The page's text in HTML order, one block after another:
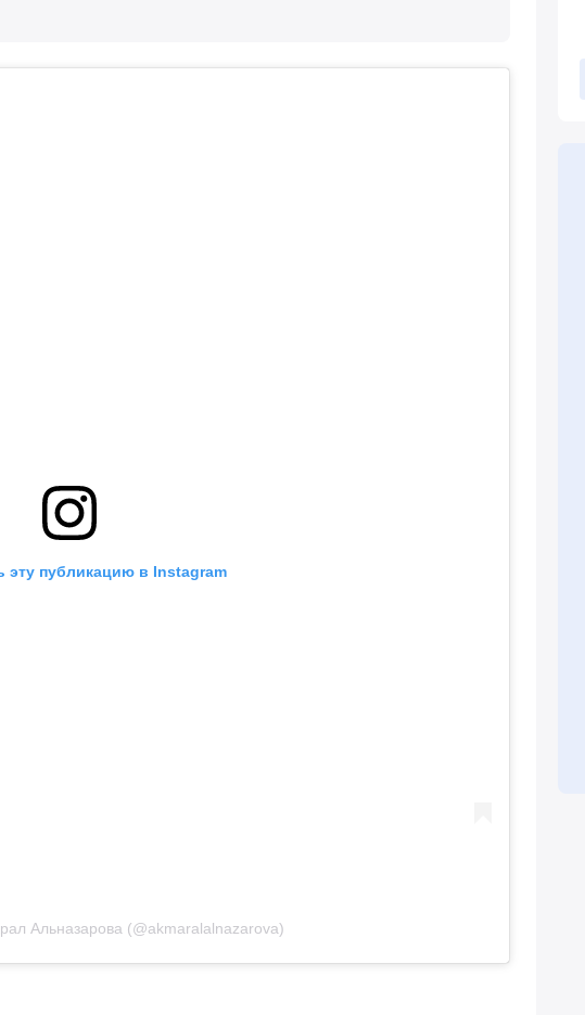
эту публикацию в Instagram
Альназарова (@akmaralalnazarova)